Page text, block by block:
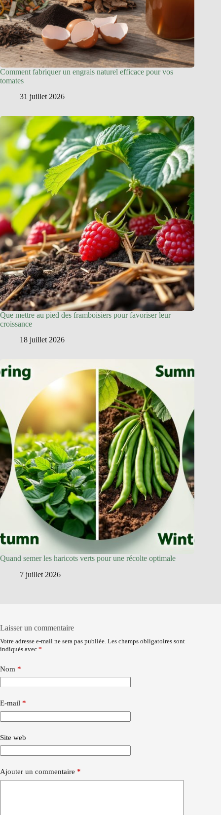
Comment fabriquer un engrais naturel efficace pour vos
tomates
31 juillet 2026
Que mettre au pied des framboisiers pour favoriser leur
croissance
18 juillet 2026
Quand semer les haricots verts pour une récolte optimale
7 juillet 2026
Laisser un commentaire
Votre adresse e-mail ne sera pas publiée. Les champs obligatoires sont
indiqués avec *
Nom *
E-mail *
Site web
Ajouter un commentaire *